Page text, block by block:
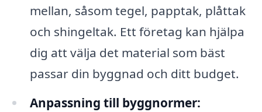
mellan, såsom tegel, papptak, plåttak
och shingeltak. Ett företag kan hjälpa
dig att välja det material som bäst
passar din byggnad och ditt budget.
Anpassning till byggnormer: